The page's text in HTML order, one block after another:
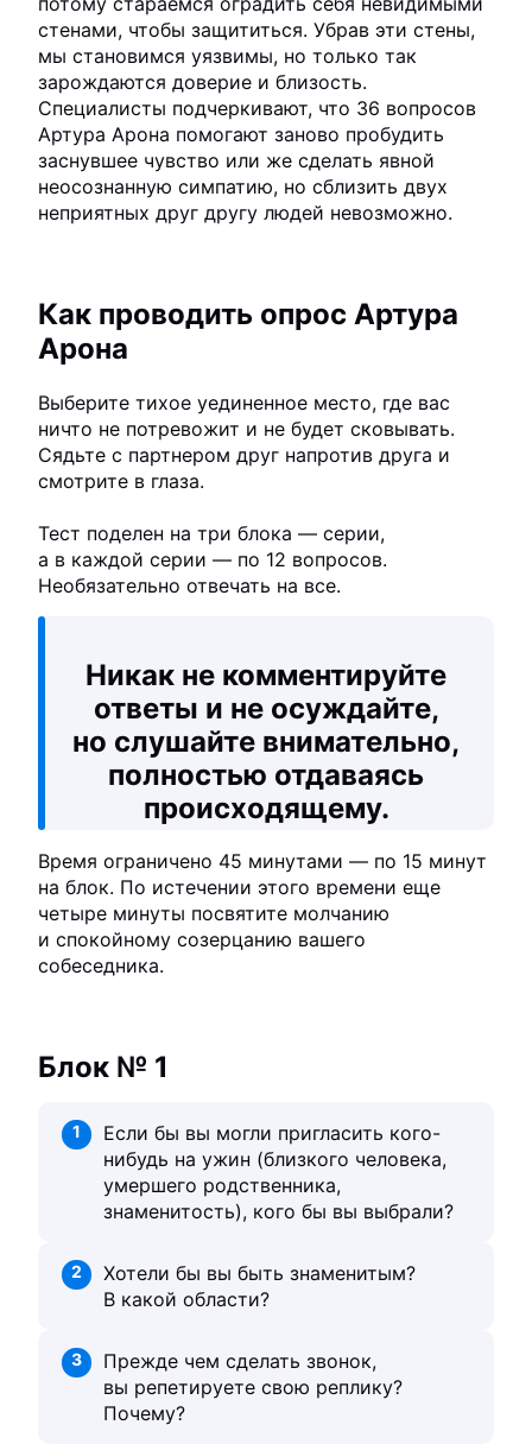
стенами, чтобы защититься. Убрав эти стены,
мы становимся уязвимы, но только так
зарождаются доверие и близость.
Специалисты подчеркивают, что 36 вопросов
Артура Арона помогают заново пробудить
заснувшее чувство или же сделать явной
неосознанную симпатию, но сблизить двух
неприятных друг другу людей невозможно.
Как проводить опрос Артура
Арона
Выберите тихое уединенное место, где вас
ничто не потревожит и не будет сковывать.
Сядьте с партнером друг напротив друга и
смотрите в глаза.
Тест поделен на три блока — серии,
а в каждой серии — по 12 вопросов.
Необязательно отвечать на все.
Никак не комментируйте
ответы и не осуждайте,
но слушайте внимательно,
полностью отдаваясь
происходящему.
Время ограничено 45 минутами — по 15 минут
на блок. По истечении этого времени еще
четыре минуты посвятите молчанию
и спокойному созерцанию вашего
собеседника.
Блок № 1
1
Если бы вы могли пригласить кого-
нибудь на ужин (близкого человека,
умершего родственника,
знаменитость), кого бы вы выбрали?
2
Хотели бы вы быть знаменитым?
В какой области?
3
Прежде чем сделать звонок,
вы репетируете свою реплику?
Почему?